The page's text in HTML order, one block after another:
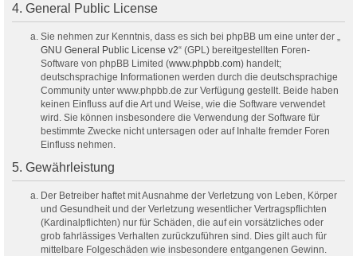
4. General Public License
Sie nehmen zur Kenntnis, dass es sich bei phpBB um eine unter der „
GNU General Public License v2“ (GPL) bereitgestellten Foren-
Software von phpBB Limited (www.phpbb.com) handelt;
deutschsprachige Informationen werden durch die deutschsprachige
Community unter www.phpbb.de zur Verfügung gestellt. Beide haben
keinen Einfluss auf die Art und Weise, wie die Software verwendet
wird. Sie können insbesondere die Verwendung der Software für
bestimmte Zwecke nicht untersagen oder auf Inhalte fremder Foren
Einfluss nehmen.
5. Gewährleistung
Der Betreiber haftet mit Ausnahme der Verletzung von Leben, Körper
und Gesundheit und der Verletzung wesentlicher Vertragspflichten
(Kardinalpflichten) nur für Schäden, die auf ein vorsätzliches oder
grob fahrlässiges Verhalten zurückzuführen sind. Dies gilt auch für
mittelbare Folgeschäden wie insbesondere entgangenen Gewinn.